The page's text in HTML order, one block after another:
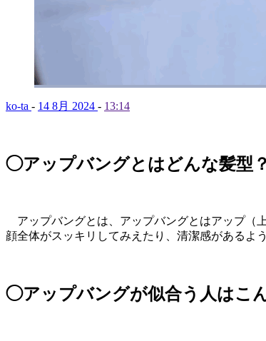
ko-ta - 14 8月 2024 - 13:14
◯アップバングとはどんな髪型？
アップバングとは、アップバングとはアップ（
顔全体がスッキリしてみえたり、清潔感があるよ
◯アップバングが似合う人はこ